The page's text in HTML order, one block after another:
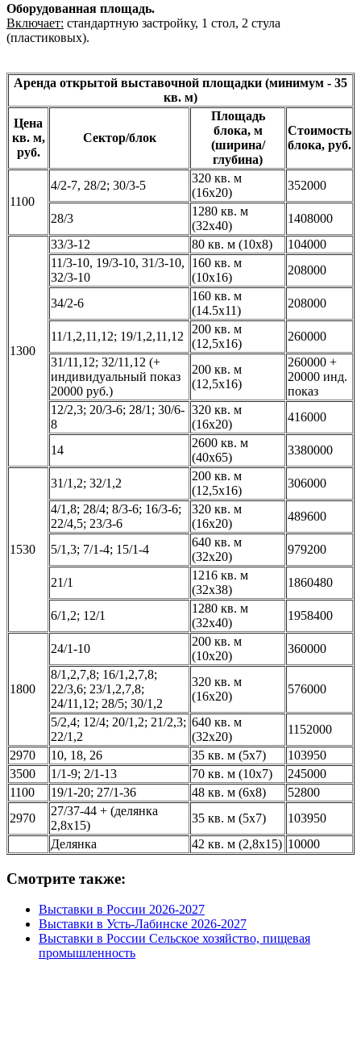
Оборудованная площадь.
Включает: стандартную застройку, 1 стол, 2 стула
(пластиковых).
Аренда открытой выставочной площадки (минимум - 35
кв. м)
Цена
кв. м,
руб.
Сектор/блок
Площадь
блока, м
(ширина/
глубина)
Стоимость
блока, руб.
1100
4/2-7, 28/2; 30/3-5
320 кв. м
(16х20)
352000
28/3
1280 кв. м
(32х40)
1408000
1300
33/3-12 80 кв. м (10х8)
104000
11/3-10, 19/3-10, 31/3-10,
32/3-10
160 кв. м
(10х16)
208000
34/2-6
160 кв. м
(14.5х11)
208000
11/1,2,11,12; 19/1,2,11,12
200 кв. м
(12,5х16)
260000
31/11,12; 32/11,12 (+
индивидуальный показ
20000 руб.)
200 кв. м
(12,5х16)
260000 +
20000 инд.
показ
12/2,3; 20/3-6; 28/1; 30/6-
8
320 кв. м
(16х20)
416000
14
2600 кв. м
(40х65)
3380000
1530
31/1,2; 32/1,2
200 кв. м
(12,5х16)
306000
4/1,8; 28/4; 8/3-6; 16/3-6;
22/4,5; 23/3-6
320 кв. м
(16х20)
489600
5/1,3; 7/1-4; 15/1-4
640 кв. м
(32х20)
979200
21/1
1216 кв. м
(32х38)
1860480
6/1,2; 12/1
1280 кв. м
(32х40)
1958400
1800
24/1-10
200 кв. м
(10х20)
360000
8/1,2,7,8; 16/1,2,7,8;
22/3,6; 23/1,2,7,8;
24/11,12; 28/5; 30/1,2
320 кв. м
(16х20)
576000
5/2,4; 12/4; 20/1,2; 21/2,3;
22/1,2
640 кв. м
(32х20)
1152000
2970
10, 18, 26 35 кв. м (5х7)
103950
3500
1/1-9; 2/1-13 70 кв. м (10х7)
245000
1100
19/1-20; 27/1-36 48 кв. м (6x8)
52800
2970
27/37-44 + (делянка
2,8х15)
35 кв. м (5x7)
103950
Делянка
42 кв. м (2,8х15) 10000
Смотрите также:
Выставки в России 2026-2027
Выставки в Усть-Лабинске 2026-2027
Выставки в России Сельское хозяйство, пищевая
промышленность